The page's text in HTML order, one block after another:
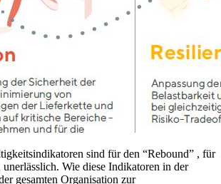
sind für den “Rebound” , für
Wie diese Indikatoren in der
gesamten Organisation zur